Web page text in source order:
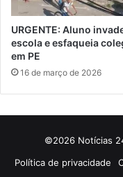
URGENTE: Aluno
escola e esfaqueia
em PE
16 de março de 2026
©2026 Notícias
Política de privacidade